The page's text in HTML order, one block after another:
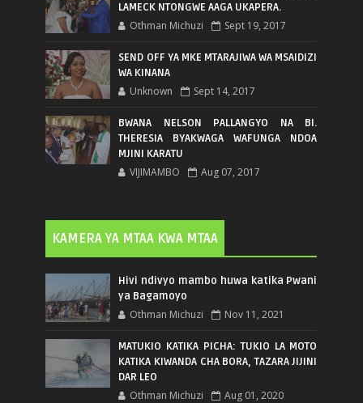
LAMECK NTONGWE AAGA UKAPERA.
Othman Michuzi Sept 19, 2017
SEND OFF YA MKE MTARAJIWA WA MSAIDIZI
WA KINANA
Unknown Sept 14, 2017
BWANA NELSON PALLANGYO NA BI.
THERESIA BYAKWAGA WAFUNGA NDOA
MJINI KARATU
VIJIMAMBO Aug 07, 2017
KAMERA YA MTAA KWA MTAA
Hivi ndivyo mambo huwa katika Pwani
ya Bagamoyo
Othman Michuzi Nov 11, 2021
MATUKIO KATIKA PICHA: TUKIO LA MOTO
KATIKA KIWANDA CHA BORA, TAZARA JIJINI
DAR LEO
Othman Michuzi Aug 01, 2020